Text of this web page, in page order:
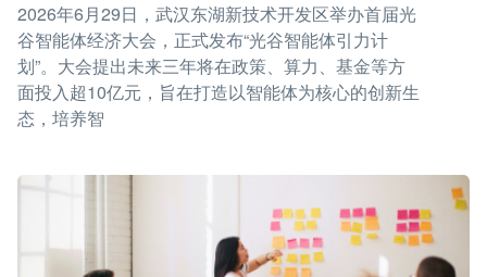
2026年6月29日，武汉东湖新技术开发区举办首届光
谷智能体经济大会，正式发布“光谷智能体引力计
划”。大会提出未来三年将在政策、算力、基金等方
面投入超10亿元，旨在打造以智能体为核心的创新生
态，培养智